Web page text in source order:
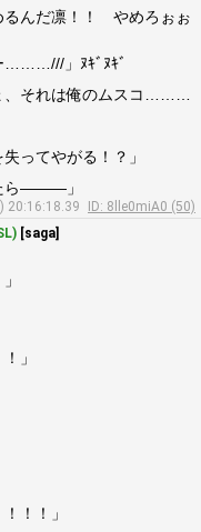
んだ凛！！ やめろぉぉ
」ﾇｷﾞﾇｷﾞ
、それは俺のムスコ………
ってやがる！？」
ら―――」
20:16:18.39
ID: 8lle0miA0 (50)
[saga]
」
！！」